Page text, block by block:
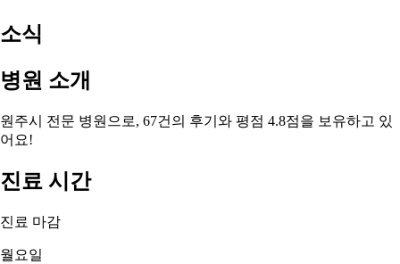
소식
병원 소개
원주시 전문 병원으로, 67건의 후기와 평점 4.8점을 보유하고 있
어요!
진료 시간
진료 마감
월요일